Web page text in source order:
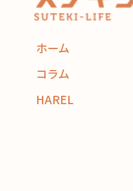
ホーム
コラム
HAREL